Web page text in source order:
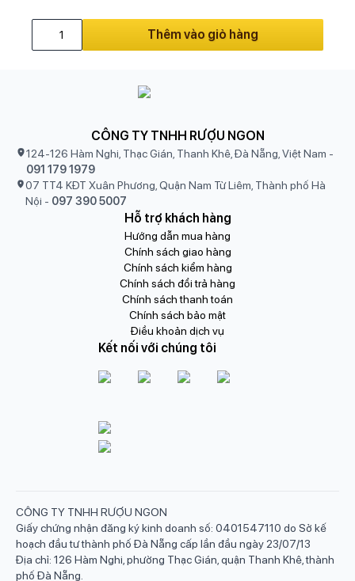
Thêm vào giỏ hàng
CÔNG TY TNHH RƯỢU NGON
124-126 Hàm Nghi, Thạc Gián, Thanh Khê, Đà Nẵng, Việt Nam -
091 179 1979
07 TT4 KĐT Xuân Phương, Quận Nam Từ Liêm, Thành phố Hà
Nội - 097 390 5007
Hỗ trợ khách hàng
Hướng dẫn mua hàng
Chính sách giao hàng
Chính sách kiểm hàng
Chính sách đổi trả hàng
Chính sách thanh toán
Chính sách bảo mật
Điều khoản dịch vụ
Kết nối với chúng tôi
CÔNG TY TNHH RƯỢU NGON
Giấy chứng nhận đăng ký kinh doanh số: 0401547110 do Sở kế
hoạch đầu tư thành phố Đà Nẵng cấp lần đầu ngày 23/07/13
Địa chỉ: 126 Hàm Nghi, phường Thạc Gián, quận Thanh Khê, thành
phố Đà Nẵng.